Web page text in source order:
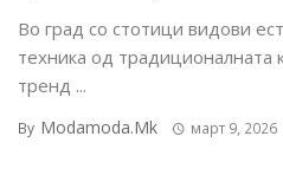
Во град со стотици видови
техника од традиционалната
тренд ...
By Modamoda.mk март 9, 2026